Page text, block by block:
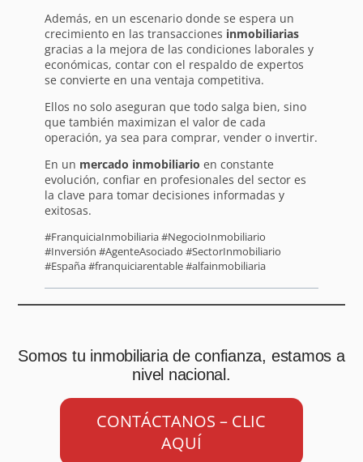
Además, en un escenario donde se espera un
crecimiento en las transacciones inmobiliarias
gracias a la mejora de las condiciones laborales y
económicas, contar con el respaldo de expertos
se convierte en una ventaja competitiva.
Ellos no solo aseguran que todo salga bien, sino
que también maximizan el valor de cada
operación, ya sea para comprar, vender o invertir.
En un mercado inmobiliario en constante
evolución, confiar en profesionales del sector es
la clave para tomar decisiones informadas y
exitosas.
#FranquiciaInmobiliaria #NegocioInmobiliario
#Inversión #AgenteAsociado #SectorInmobiliario
#España #franquiciarentable #alfainmobiliaria
Somos tu inmobiliaria de confianza, estamos a
nivel nacional.
CONTÁCTANOS – CLIC
AQUÍ